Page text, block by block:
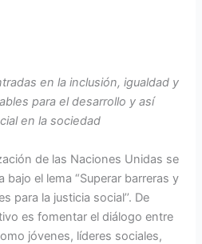
en la inclusión, igualdad y
para el desarrollo y así
en la sociedad
de las Naciones Unidas se
el lema “Superar barreras y
para la justicia social’’. De
es fomentar el diálogo entre
jóvenes, líderes sociales,